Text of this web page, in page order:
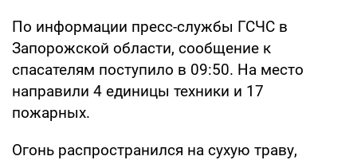
По информации пресс-службы ГСЧС в
Запорожской области, сообщение к
спасателям поступило в 09:50. На место
направили 4 единицы техники и 17
пожарных.
Огонь распространился на сухую траву,